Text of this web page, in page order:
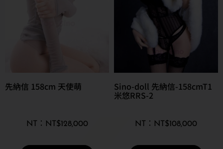
先納信 158cm 天使萌
NT$128,000
Sino-doll 先納信-158cmT1
米悠RRS-2
NT$108,000